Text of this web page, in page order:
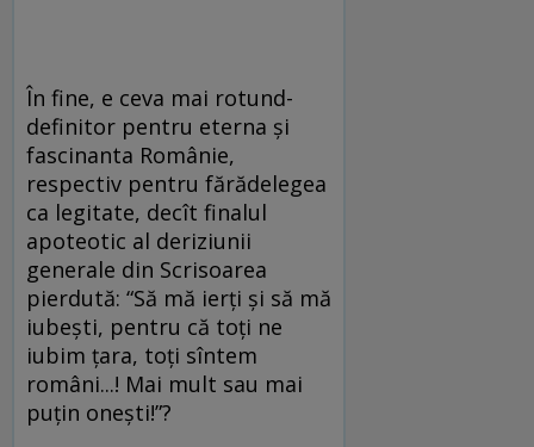
În fine, e ceva mai rotund-
definitor pentru eterna şi
fascinanta Românie,
respectiv pentru fărădelegea
ca legitate, decît finalul
apoteotic al deriziunii
generale din Scrisoarea
pierdută: “Să mă ierţi şi să mă
iubeşti, pentru că toţi ne
iubim ţara, toţi sîntem
români...! Mai mult sau mai
puţin oneşti!”?